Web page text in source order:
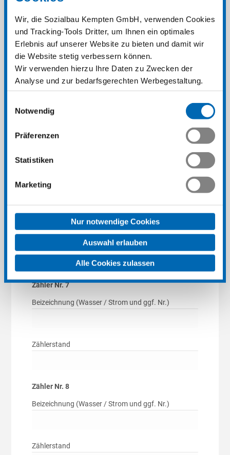
Wir, die Sozialbau Kempten GmbH, verwenden Cookies
und Tracking-Tools Dritter, um Ihnen ein optimales
Erlebnis auf unserer Website zu bieten und damit wir
die Website stetig verbessern können.
Wir verwenden hierzu Ihre Daten zu Zwecken der
Analyse und zur bedarfsgerechten Werbegestaltung.
Wir geben Ihre Daten hierzu auch Drittanbieter weiter,
anderen Daten zusammenführen und welche ihren Sitz
teilweise in Drittländern haben. Es steht Ihnen frei,
einwilligen. Wir weisen allerdings darauf hin, dass,
abhängig von Ihren Einstellungen, manche Funktionen
können. Wenn Sie diese Website weiterhin nutzen oder
auf "Cookies zulassen" klicken, erklären Sie, damit
einverstanden und mindestens 16 Jahre alt zu sein. Sie
können Ihre Einwilligung jederzeit widerrufen oder
ändern. Weitere Details und Einstellungen finden Sie
unter "Cookie-Einstellungen", in unserer
Datenschutzerklärungund imImpressum
Cookie-Einstellungen
Notwendig
Präferenzen
Statistiken
Marketing
Nur notwendige Cookies
Auswahl erlauben
Alle Cookies zulassen
Zählerstand
Zähler Nr. 5
Zähler Nr. 6
Zähler Nr. 7
Beizeichnung (Wasser / Strom und ggf. Nr.)
Zählerstand
Zähler Nr. 8
Beizeichnung (Wasser / Strom und ggf. Nr.)
Zählerstand